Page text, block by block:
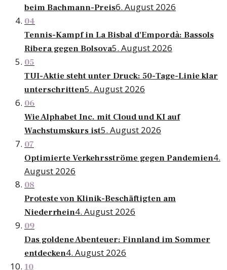
beim Bachmann-Preis6. August 2026
04
Tennis-Kampf in La Bisbal d'Empordà: Bassols
Ribera gegen Bolsova5. August 2026
05
TUI-Aktie steht unter Druck: 50-Tage-Linie klar
unterschritten5. August 2026
06
Wie Alphabet Inc. mit Cloud und KI auf
Wachstumskurs ist5. August 2026
07
Optimierte Verkehrsströme gegen Pandemien4.
August 2026
08
Proteste von Klinik-Beschäftigten am
Niederrhein4. August 2026
09
Das goldene Abenteuer: Finnland im Sommer
entdecken4. August 2026
10